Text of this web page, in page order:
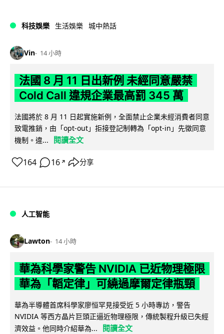
科技娛樂 生活娛樂 城中熱話
Vin 14 小時
法國 8 月 11 日出新例 未經同意嚴禁
Cold Call 違規企業最高罰 345 萬
法國將於 8 月 11 日起實施新例，全面禁止企業未經消費者同意
致電推銷，由「opt-out」拒接登記制轉為「opt-in」先徵同意
機制。違...
閱讀全文
164 16 ↗ 分享
人工智能
Lawton 14 小時
華為科學家警告 NVIDIA 已近物理極限
華為「韜定律」可繞過摩爾定律瓶頸
華為半導體首席科學家廖恒罕見接受近 5 小時專訪，警告
NVIDIA 等西方晶片巨頭正逼近物理極限，傳統製程升級已失經
濟效益。他同時介紹華為...
閱讀全文